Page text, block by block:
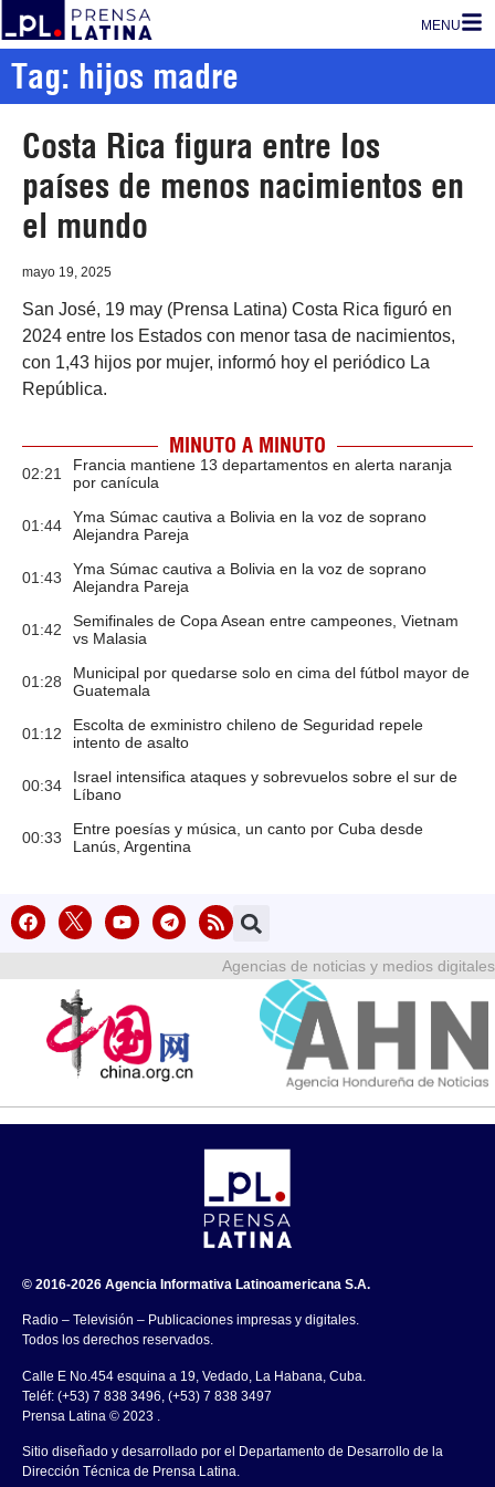
MENU
Tag: hijos madre
Costa Rica figura entre los
países de menos nacimientos en
el mundo
mayo 19, 2025
San José, 19 may (Prensa Latina) Costa Rica figuró en
2024 entre los Estados con menor tasa de nacimientos,
con 1,43 hijos por mujer, informó hoy el periódico La
República.
MINUTO A MINUTO
02:21
Francia mantiene 13 departamentos en alerta naranja
por canícula
01:44
Yma Súmac cautiva a Bolivia en la voz de soprano
Alejandra Pareja
01:43
Yma Súmac cautiva a Bolivia en la voz de soprano
Alejandra Pareja
01:42
Semifinales de Copa Asean entre campeones, Vietnam
vs Malasia
01:28
Municipal por quedarse solo en cima del fútbol mayor de
Guatemala
01:12
Escolta de exministro chileno de Seguridad repele
intento de asalto
00:34
Israel intensifica ataques y sobrevuelos sobre el sur de
Líbano
00:33
Entre poesías y música, un canto por Cuba desde
Lanús, Argentina
Agencias de noticias y medios digitales
© 2016-2026 Agencia Informativa Latinoamericana S.A.
Radio – Televisión – Publicaciones impresas y digitales.
Todos los derechos reservados.
Calle E No.454 esquina a 19, Vedado, La Habana, Cuba.
Teléf: (+53) 7 838 3496, (+53) 7 838 3497
Prensa Latina © 2023 .
Sitio diseñado y desarrollado por el Departamento de Desarrollo de la
Dirección Técnica de Prensa Latina.